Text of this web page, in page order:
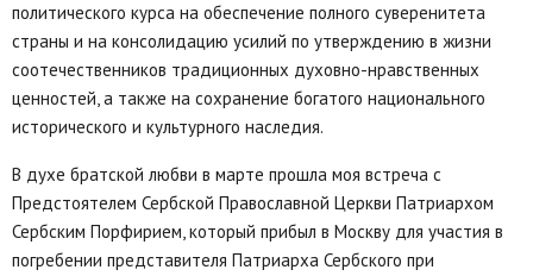
политического курса на обеспечение полного суверенитета
страны и на консолидацию усилий по утверждению в жизни
соотечественников традиционных духовно-нравственных
ценностей, а также на сохранение богатого национального
исторического и культурного наследия.
В духе братской любви в марте прошла моя встреча с
Предстоятелем Сербской Православной Церкви Патриархом
Сербским Порфирием, который прибыл в Москву для участия в
погребении представителя Патриарха Сербского при